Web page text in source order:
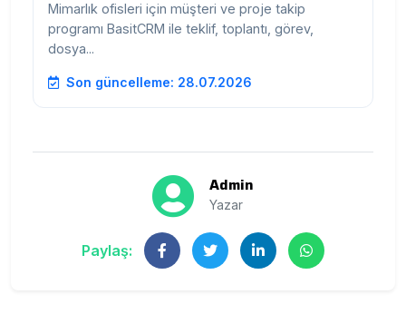
Mimarlık ofisleri için müşteri ve proje takip
programı BasitCRM ile teklif, toplantı, görev,
dosya...
Son güncelleme: 28.07.2026
Admin
Yazar
Paylaş: